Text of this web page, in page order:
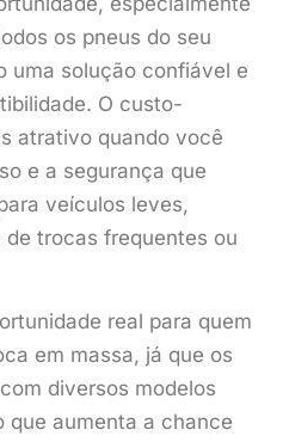
os pneus do seu
uma solução confiável e
O custo-
atrativo quando você
e a segurança que
veículos leves,
trocas frequentes ou
real para quem
em massa, já que os
diversos modelos
que aumenta a chance